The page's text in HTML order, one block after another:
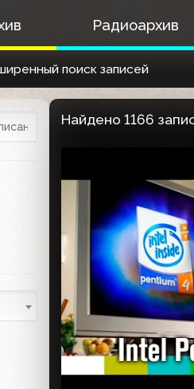
Радиоархив
поиск записей
Найдено 1166